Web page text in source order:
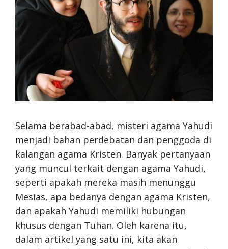
Selama berabad-abad, misteri agama Yahudi
menjadi bahan perdebatan dan penggoda di
kalangan agama Kristen. Banyak pertanyaan
yang muncul terkait dengan agama Yahudi,
seperti apakah mereka masih menunggu
Mesias, apa bedanya dengan agama Kristen,
dan apakah Yahudi memiliki hubungan
khusus dengan Tuhan. Oleh karena itu,
dalam artikel yang satu ini, kita akan